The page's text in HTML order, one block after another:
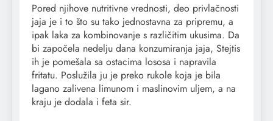
Pored njihove nutritivne vrednosti, deo privlačnosti
jaja je i to što su tako jednostavna za pripremu, a
ipak laka za kombinovanje s različitim ukusima. Da
bi započela nedelju dana konzumiranja jaja, Stejtis
ih je pomešala sa ostacima lososa i napravila
fritatu. Poslužila ju je preko rukole koja je bila
lagano zalivena limunom i maslinovim uljem, a na
kraju je dodala i feta sir.